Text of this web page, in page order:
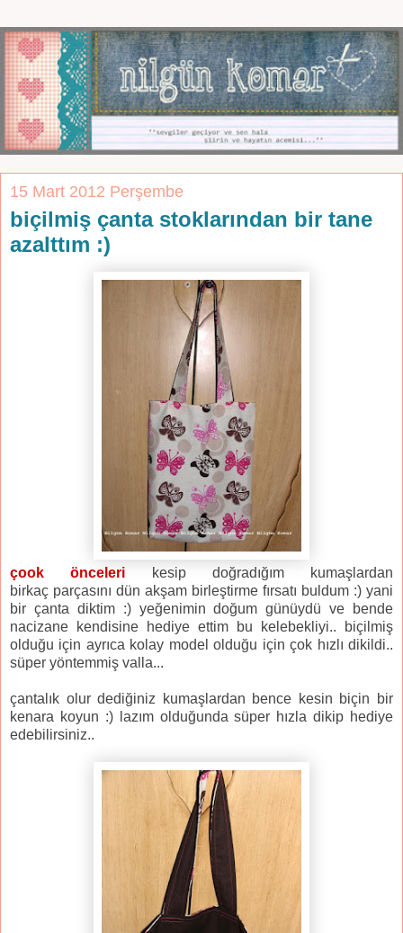
15 Mart 2012 Perşembe
biçilmiş çanta stoklarından bir tane
azalttım :)
çook önceleri kesip doğradığım kumaşlardan
birkaç parçasını dün akşam birleştirme fırsatı buldum :) yani
bir çanta diktim :) yeğenimin doğum günüydü ve bende
nacizane kendisine hediye ettim bu kelebekliyi.. biçilmiş
olduğu için ayrıca kolay model olduğu için çok hızlı dikildi..
süper yöntemmiş valla...
çantalık olur dediğiniz kumaşlardan bence kesin biçin bir
kenara koyun :) lazım olduğunda süper hızla dikip hediye
edebilirsiniz..